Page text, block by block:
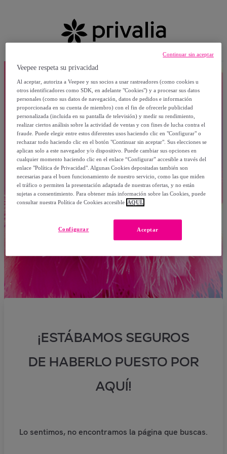
¡ESTÁBAMOS SEGUROS
DE HABERLO PUESTO POR
AQUÍ!
Lo sentimos, no encontramos la página que buscas.
Veepee respeta su privacidad
Al aceptar, autoriza a Veepee y sus socios a usar rastreadores (como cookies u
otros identificadores como SDK, en adelante "Cookies") y a procesar sus datos
personales (como sus datos de navegación, datos de pedidos e información
proporcionada en su cuenta de miembro) con el fin de ofrecerle publicidad
personalizada (incluida en su pantalla de televisión) y medir su rendimiento,
realizar ciertos análisis sobre la actividad de ventas y con fines de lucha contra el
fraude. Puede elegir entre estos diferentes usos haciendo clic en "Configurar" o
rechazar todo haciendo clic en el botón "Continuar sin aceptar". Sus elecciones se
aplican solo a este navegador y/o dispositivo. Puede cambiar sus opciones en
cualquier momento haciendo clic en el enlace “Configurar” accesible a través del
enlace "Política de Privacidad". Algunas Cookies depositadas también son
necesarias para el buen funcionamiento de nuestro servicio, como las que miden
el tráfico o permiten la presentación adaptada de nuestras ofertas, y no están
sujetas a consentimiento. Para obtener más información sobre las Cookies, puede
consultar nuestra Política de Cookies accesible AQUÍ.
Aceptar
Configurar
Continuar sin aceptar